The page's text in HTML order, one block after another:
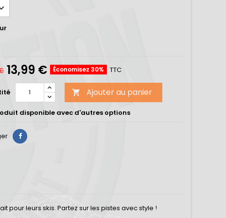
13,99 € Économisez 30% TTC
 Ajouter au panier
disponible avec d'autres options
pour leurs skis. Partez sur les pistes avec style !